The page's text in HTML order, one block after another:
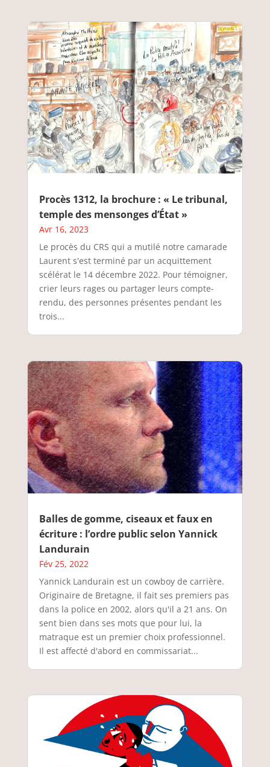
Procès 1312, la brochure : « Le tribunal,
temple des mensonges d’État »
Avr 16, 2023
Le procès du CRS qui a mutilé notre camarade
Laurent s'est terminé par un acquittement
scélérat le 14 décembre 2022. Pour témoigner,
crier leurs rages ou partager leurs compte-
rendu, des personnes présentes pendant les
trois...
Balles de gomme, ciseaux et faux en
écriture : l’ordre public selon Yannick
Landurain
Fév 25, 2022
Yannick Landurain est un cowboy de carrière.
Originaire de Bretagne, il fait ses premiers pas
dans la police en 2002, alors qu'il a 21 ans. On
sent bien dans ses mots que pour lui, la
matraque est un premier choix professionnel.
Il est affecté d'abord en commissariat...